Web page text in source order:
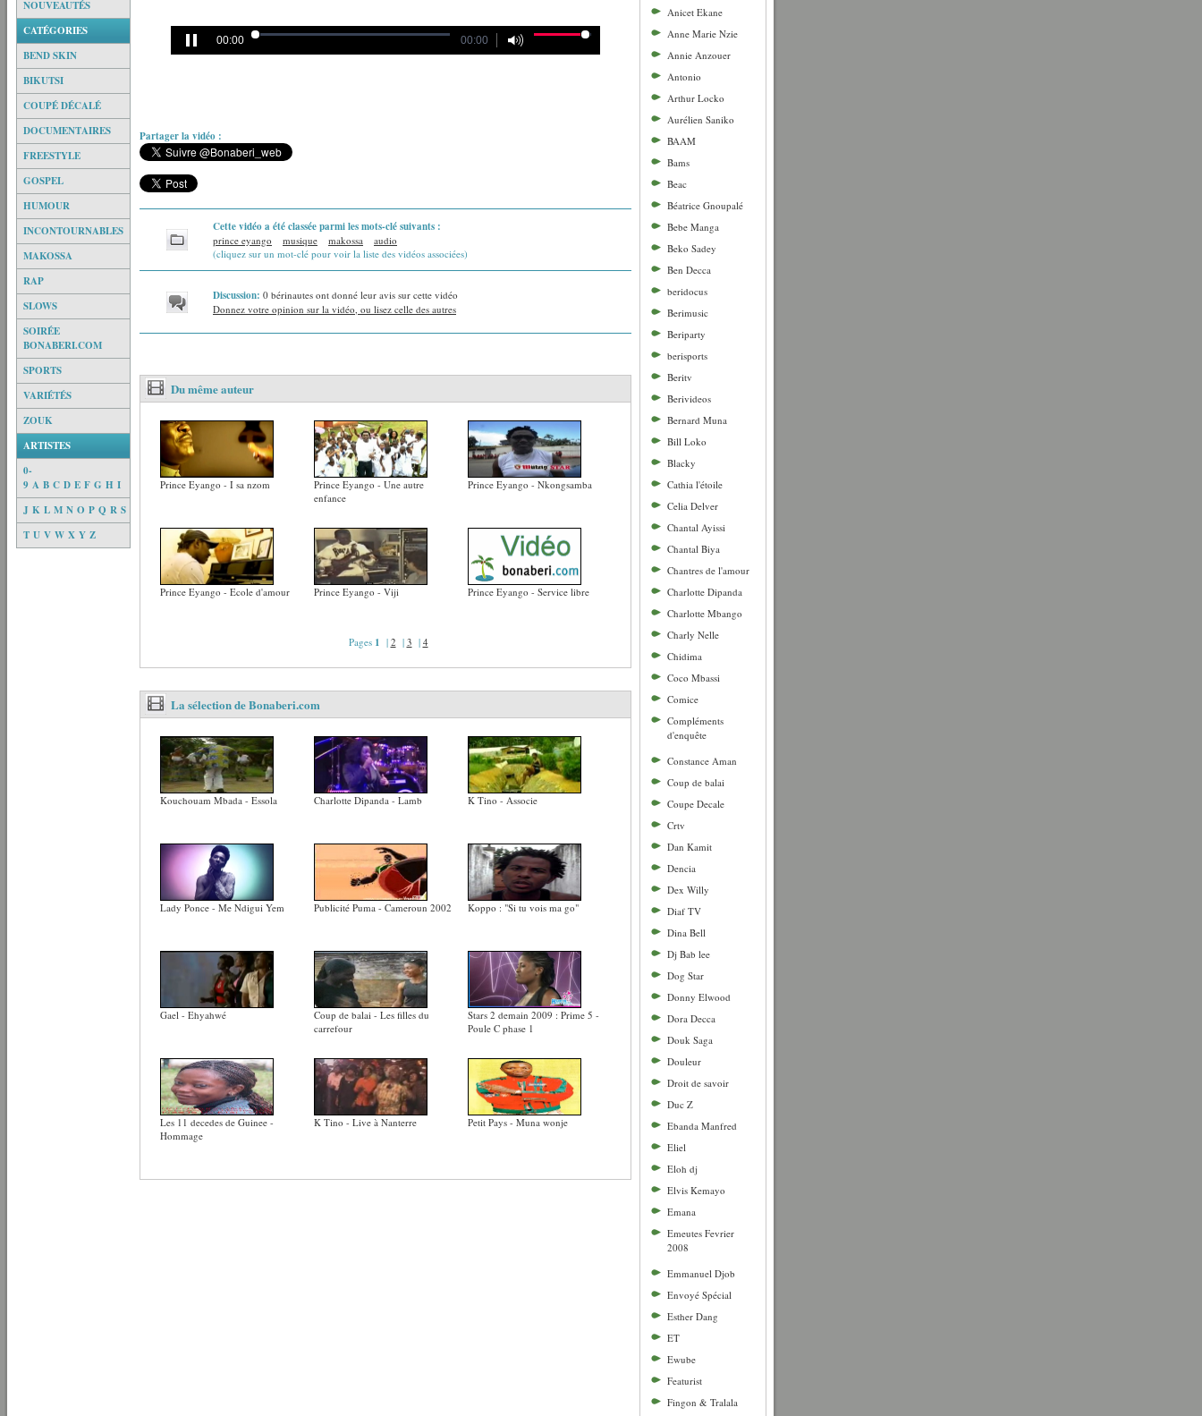
NOUVEAUTÉS
CATÉGORIES
BEND SKIN
BIKUTSI
COUPÉ DÉCALÉ
DOCUMENTAIRES
FREESTYLE
GOSPEL
HUMOUR
INCONTOURNABLES
MAKOSSA
RAP
SLOWS
SOIRÉE
BONABERI.COM
SPORTS
VARIÉTÉS
ZOUK
ARTISTES
0-
9 A B C D E F G H I
J K L M N O P Q R S
T U V W X Y Z
00:00 00:00
Partager la vidéo :
Cette vidéo a été classée parmi les mots-clé suivants :
prince eyango musique makossa
audio
(cliquez sur un mot-clé pour voir la liste des vidéos associées)
Discussion: 0 bérinautes ont donné leur avis sur cette vidéo
Donnez votre opinion sur la vidéo, ou lisez celle des autres
Du même auteur
Prince Eyango - I sa nzom
Prince Eyango - Une autre
enfance
Prince Eyango - Nkongsamba
Prince Eyango - Ecole d'amour Prince Eyango - Viji Prince Eyango - Service libre
Pages 1 | 2 | 3 | 4
La sélection de Bonaberi.com
Kouchouam Mbada - Essola Charlotte Dipanda - Lamb K Tino - Associe
Lady Ponce - Me Ndigui Yem Publicité Puma - Cameroun 2002 Koppo : "Si tu vois ma go"
Gael - Ehyahwé
Coup de balai - Les filles du
carrefour
Stars 2 demain 2009 : Prime 5 -
Poule C phase 1
Les 11 decedes de Guinee -
Hommage
K Tino - Live à Nanterre Petit Pays - Muna wonje
Anicet Ekane
Anne Marie Nzie
Annie Anzouer
Antonio
Arthur Locko
Aurélien Saniko
BAAM
Bams
Beac
Béatrice Gnoupalé
Bebe Manga
Beko Sadey
Ben Decca
beridocus
Berimusic
Beriparty
berisports
Beritv
Berivideos
Bernard Muna
Bill Loko
Blacky
Cathia l'étoile
Celia Delver
Chantal Ayissi
Chantal Biya
Chantres de l'amour
Charlotte Dipanda
Charlotte Mbango
Charly Nelle
Chidima
Coco Mbassi
Comice
Compléments
d'enquête
Constance Aman
Coup de balai
Coupe Decale
Crtv
Dan Kamit
Dencia
Dex Willy
Diaf TV
Dina Bell
Dj Bab lee
Dog Star
Donny Elwood
Dora Decca
Douk Saga
Douleur
Droit de savoir
Duc Z
Ebanda Manfred
Eliel
Eloh dj
Elvis Kemayo
Emana
Emeutes Fevrier
2008
Emmanuel Djob
Envoyé Spécial
Esther Dang
ET
Ewube
Featurist
Fingon & Tralala